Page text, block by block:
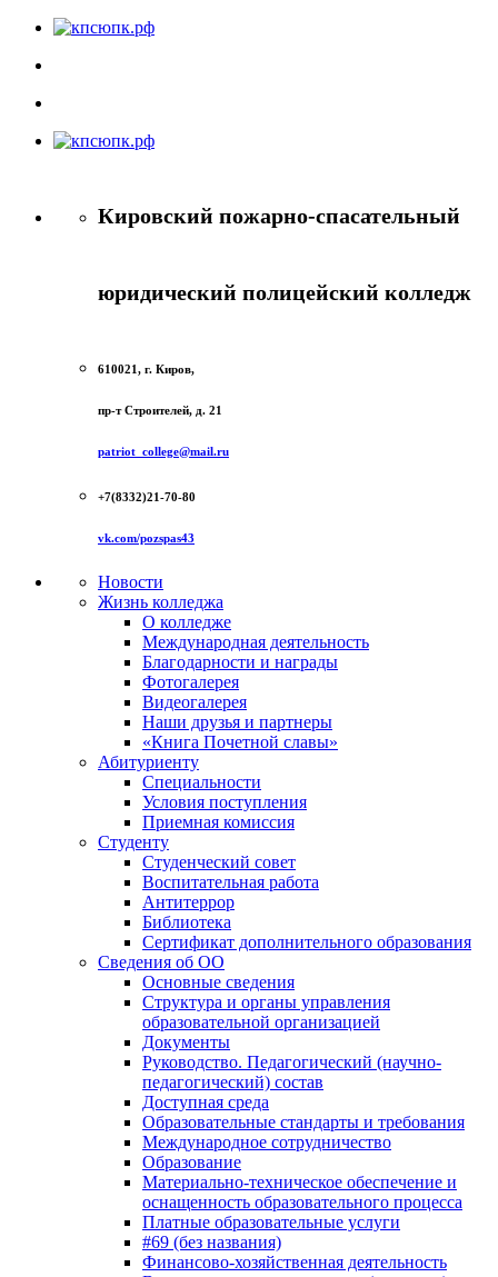
Кировский пожарно-спасательный
юридический полицейский колледж
610021, г. Киров,
пр-т Строителей, д. 21
patriot_college@mail.ru
+7(8332)21-70-80
vk.com/pozspas43
Новости
Жизнь колледжа
О колледже
Международная деятельность
Благодарности и награды
Фотогалерея
Видеогалерея
Наши друзья и партнеры
«Книга Почетной славы»
Абитуриенту
Специальности
Условия поступления
Приемная комиссия
Студенту
Студенческий совет
Воспитательная работа
Антитеррор
Библиотека
Сертификат дополнительного образования
Сведения об ОО
Основные сведения
Структура и органы управления
образовательной организацией
Документы
Руководство. Педагогический (научно-
педагогический) состав
Доступная среда
Образовательные стандарты и требования
Международное сотрудничество
Образование
Материально-техническое обеспечение и
оснащенность образовательного процесса
Платные образовательные услуги
#69 (без названия)
Финансово-хозяйственная деятельность